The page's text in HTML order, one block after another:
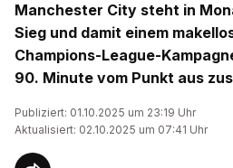
Manchester City steht in
Sieg und damit einem
Champions-League-
90. Minute vom Punkt aus
Publiziert: 01.10.2025 um 23:19 Uhr
Aktualisiert: 02.10.2025 um 07:41 Uhr